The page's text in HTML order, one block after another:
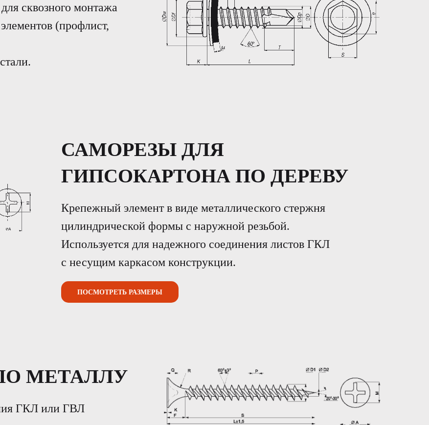
сквозного монтажа
(профлист,
САМОРЕЗЫ ДЛЯ
ГИПСОКАРТОНА ПО ДЕРЕВУ
Крепежный элемент в виде металлического стержня
цилиндрической формы с наружной резьбой.
Используется для надежного соединения листов ГКЛ
с несущим каркасом конструкции.
ПОСМОТРЕТЬ РАЗМЕРЫ
МЕТАЛЛУ
ГКЛ или ГВЛ